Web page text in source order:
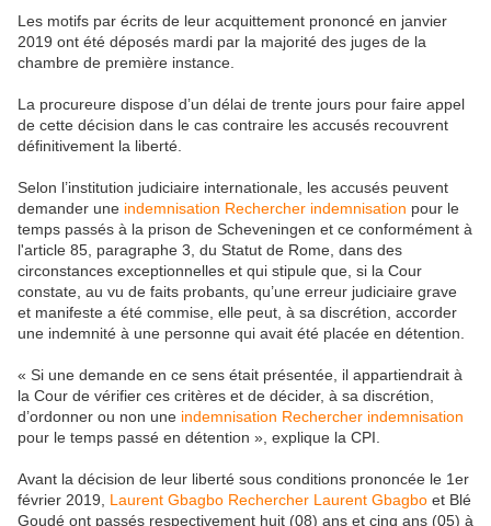
Les motifs par écrits de leur acquittement prononcé en janvier
2019 ont été déposés mardi par la majorité des juges de la
chambre de première instance.
La procureure dispose d’un délai de trente jours pour faire appel
de cette décision dans le cas contraire les accusés recouvrent
définitivement la liberté.
Selon l’institution judiciaire internationale, les accusés peuvent
demander une indemnisation Rechercher indemnisation pour le
temps passés à la prison de Scheveningen et ce conformément à
l'article 85, paragraphe 3, du Statut de Rome, dans des
circonstances exceptionnelles et qui stipule que, si la Cour
constate, au vu de faits probants, qu’une erreur judiciaire grave
et manifeste a été commise, elle peut, à sa discrétion, accorder
une indemnité à une personne qui avait été placée en détention.
« Si une demande en ce sens était présentée, il appartiendrait à
la Cour de vérifier ces critères et de décider, à sa discrétion,
d’ordonner ou non une indemnisation Rechercher indemnisation
pour le temps passé en détention », explique la CPI.
Avant la décision de leur liberté sous conditions prononcée le 1er
février 2019,
Laurent Gbagbo Rechercher Laurent Gbagbo et Blé
Goudé ont passés respectivement huit (08) ans et cinq ans (05) à